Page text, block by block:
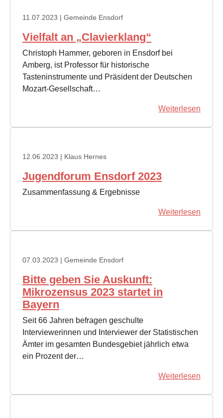
11.07.2023 | Gemeinde Ensdorf
Vielfalt an „Clavierklang“
Christoph Hammer, geboren in Ensdorf bei
Amberg, ist Professor für historische
Tasteninstrumente und Präsident der Deutschen
Mozart-Gesellschaft…
Weiterlesen
12.06.2023 | Klaus Hernes
Jugendforum Ensdorf 2023
Zusammenfassung & Ergebnisse
Weiterlesen
07.03.2023 | Gemeinde Ensdorf
Bitte geben Sie Auskunft:
Mikrozensus 2023 startet in
Bayern
Seit 66 Jahren befragen geschulte
Interviewerinnen und Interviewer der Statistischen
Ämter im gesamten Bundesgebiet jährlich etwa
ein Prozent der…
Weiterlesen